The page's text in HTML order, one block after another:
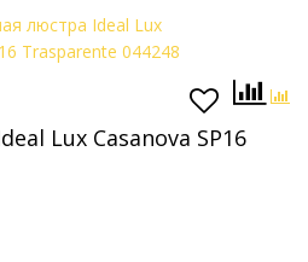
Lux Casanova SP16